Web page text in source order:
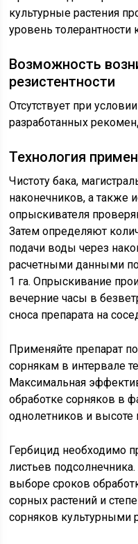
культурные растения
уровень толерантности
Возможность
резистентности
Отсутствует при
разработанных
Технология
Чистоту бака,
наконечников, а также
опрыскивателя
Затем определяют
подачи воды через
расчетными данными
1 га. Опрыскивание
вечерние часы в
сноса препарата на
Применяйте препарат
сорнякам в интервале
Максимальная
обработке сорняков в
однолетников и
Гербицид необходимо
листьев
выборе сроков
сорных растений и
сорняков культурными